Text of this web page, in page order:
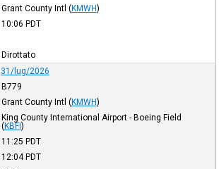
Grant County Intl (KMWH)
10:06 PDT
Dirottato
31/lug/2026
B779
Grant County Intl (KMWH)
King County International Airport - Boeing Field
(KBFI)
11:25 PDT
12:04PDT